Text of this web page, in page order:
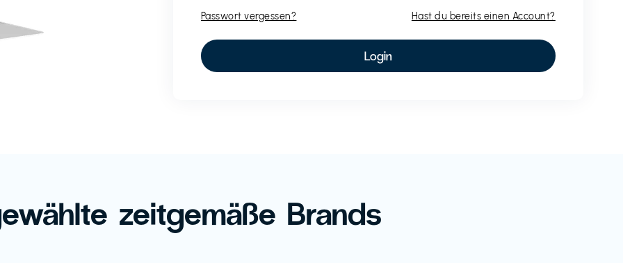
Passwort vergessen? Hast du bereits einen Account?
zeitgemäße Brands